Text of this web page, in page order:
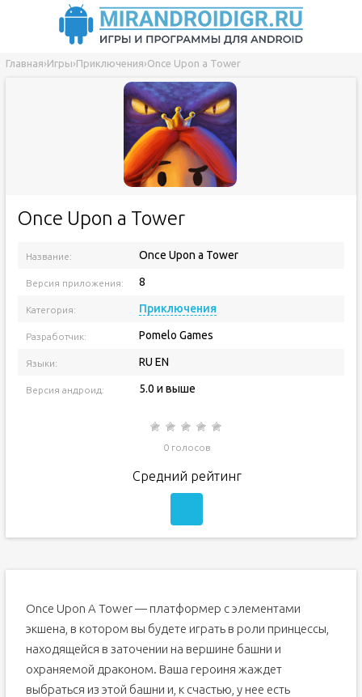
Главная›Игры›Приключения›Once Upon a Tower
Once Upon a Tower
Название: Once Upon a Tower
Версия приложения: 8
Категория: Приключения
Разработчик: Pomelo Games
Языки: RU EN
Версия андроид: 5.0 и выше
0 голосов
Средний рейтинг
Once Upon A Tower — платформер с элементами
экшена, в котором вы будете играть в роли принцессы,
находящейся в заточении на вершине башни и
охраняемой драконом. Ваша героиня жаждет
выбраться из этой башни и, к счастью, у нее есть